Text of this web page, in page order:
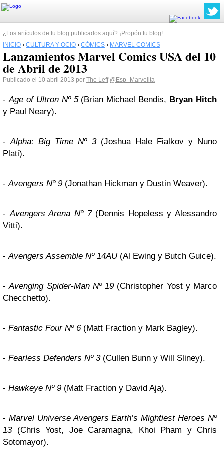
¿Los artículos de tu blog publicados aquí? ¡Propón tu blog!
INICIO › CULTURA Y OCIO › CÓMICS › MARVEL COMICS
Lanzamientos Marvel Comics USA del 10
de Abril de 2013
Publicado el 10 abril 2013 por The Leff @Esp_Marvelita
-Age of Ultron Nº 5(Brian Michael Bendis, Bryan Hitch
y Paul Neary).
-Alpha: Big Time Nº 3(Joshua Hale Fialkov y Nuno
Plati).
-Avengers Nº 9 (Jonathan Hickman y Dustin Weaver).
-Avengers Arena Nº 7(Dennis Hopeless y Alessandro
Vitti).
-Avengers Assemble Nº 14AU(Al Ewing y Butch Guice).
-Avenging Spider-Man Nº 19 (Christopher Yost y Marco
Checchetto).
- Fantastic Four Nº 6(Matt Fraction y Mark Bagley).
- Fearless Defenders Nº 3(Cullen Bunn y Will Sliney).
- Hawkeye Nº 9 (Matt Fraction y David Aja).
- Marvel Universe Avengers Earth’s Mightiest Heroes Nº
13(Chris Yost, Joe Caramagna, Khoi Pham y Chris
Sotomayor).